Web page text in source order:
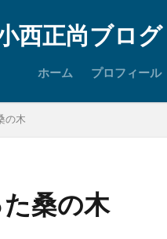
西正尚ブロ
ホーム プロフィール
の木
桑の木